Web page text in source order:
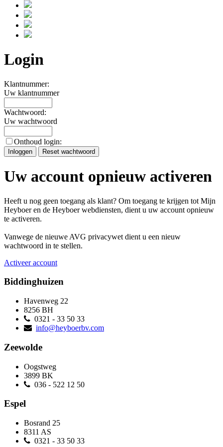
Login
Klantnummer:
Uw klantnummer
Wachtwoord:
Uw wachtwoord
Onthoud login:
Uw account opnieuw activeren
Heeft u nog geen toegang als klant? Om toegang te krijgen tot Mijn
Heyboer en de Heyboer webdiensten, dient u uw account opnieuw
te activeren.
Vanwege de nieuwe AVG privacywet dient u een nieuw
wachtwoord in te stellen.
Activeer account
Biddinghuizen
Havenweg 22
8256 BH
0321 - 33 50 33
info@heyboerbv.com
Zeewolde
Oogstweg
3899 BK
036 - 522 12 50
Espel
Bosrand 25
8311 AS
0321 - 33 50 33